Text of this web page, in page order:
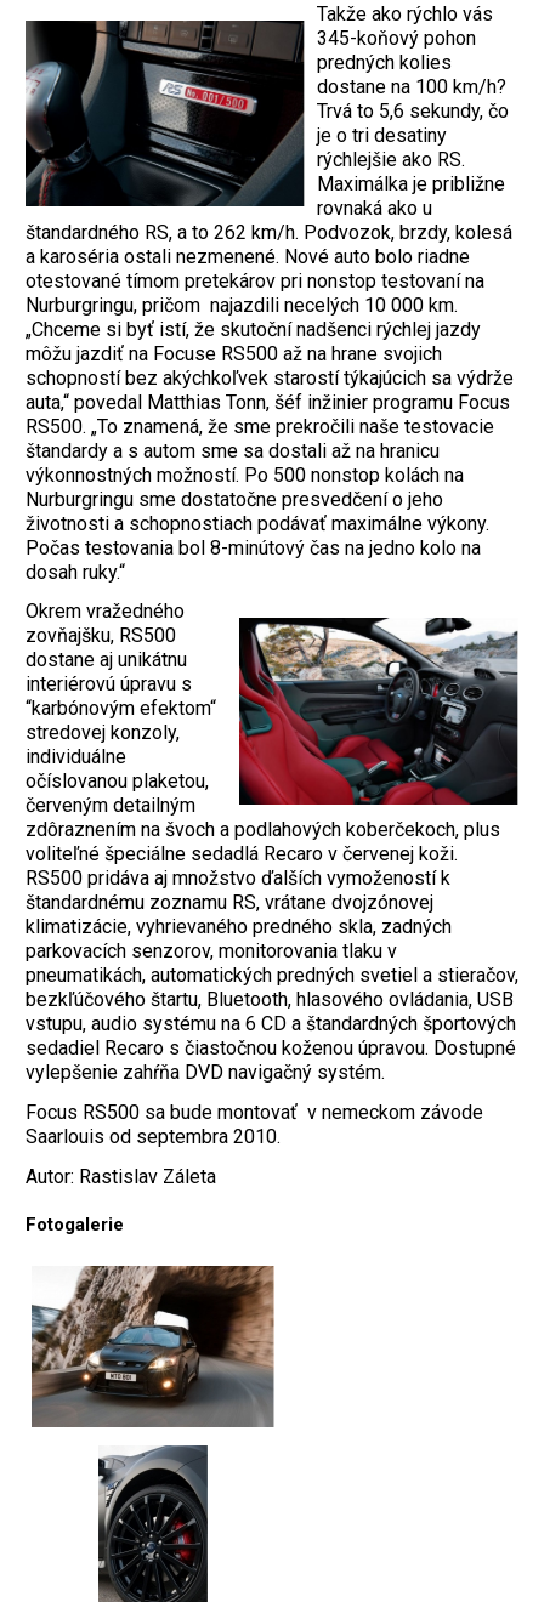
Takže ako rýchlo vás
345-koňový pohon
predných kolies
dostane na 100 km/h?
Trvá to 5,6 sekundy, čo
je o tri desatiny
rýchlejšie ako RS.
Maximálka je približne
rovnaká ako u
štandardného RS, a to 262 km/h. Podvozok, brzdy, kolesá
a karoséria ostali nezmenené. Nové auto bolo riadne
otestované tímom pretekárov pri nonstop testovaní na
Nurburgringu, pričom najazdili necelých 10 000 km.
„Chceme si byť istí, že skutoční nadšenci rýchlej jazdy
môžu jazdiť na Focuse RS500 až na hrane svojich
schopností bez akýchkoľvek starostí týkajúcich sa výdrže
auta,“ povedal Matthias Tonn, šéf inžinier programu Focus
RS500. „To znamená, že sme prekročili naše testovacie
štandardy a s autom sme sa dostali až na hranicu
výkonnostných možností. Po 500 nonstop kolách na
Nurburgringu sme dostatočne presvedčení o jeho
životnosti a schopnostiach podávať maximálne výkony.
Počas testovania bol 8-minútový čas na jedno kolo na
dosah ruky.“
Okrem vražedného
zovňajšku, RS500
dostane aj unikátnu
interiérovú úpravu s
“karbónovým efektom“
stredovej konzoly,
individuálne
očíslovanou plaketou,
červeným detailným
zdôraznením na švoch a podlahových koberčekoch, plus
voliteľné špeciálne sedadlá Recaro v červenej koži.
RS500 pridáva aj množstvo ďalších vymožeností k
štandardnému zoznamu RS, vrátane dvojzónovej
klimatizácie, vyhrievaného predného skla, zadných
parkovacích senzorov, monitorovania tlaku v
pneumatikách, automatických predných svetiel a stieračov,
bezkľúčového štartu, Bluetooth, hlasového ovládania, USB
vstupu, audio systému na 6 CD a štandardných športových
sedadiel Recaro s čiastočnou koženou úpravou. Dostupné
vylepšenie zahŕňa DVD navigačný systém.
Focus RS500 sa bude montovať v nemeckom závode
Saarlouis od septembra 2010.
Autor: Rastislav Záleta
Fotogalerie